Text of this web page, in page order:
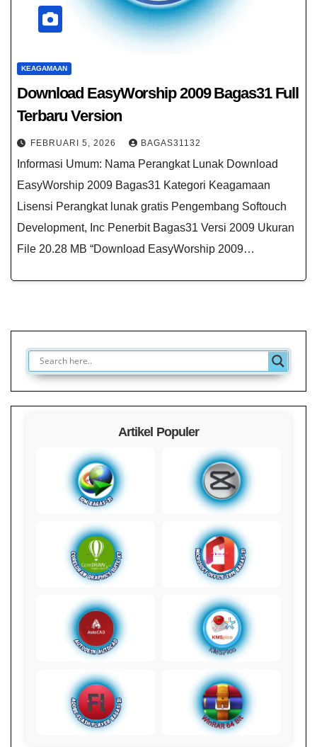
KEAGAMAAN
Download EasyWorship 2009 Bagas31 Full
Terbaru Version
FEBRUARI 5, 2026 BAGAS31132
Informasi Umum: Nama Perangkat Lunak Download
EasyWorship 2009 Bagas31 Kategori Keagamaan
Lisensi Perangkat lunak gratis Pengembang Softouch
Development, Inc Penerbit Bagas31 Versi 2009 Ukuran
File 20.28 MB “Download EasyWorship 2009…
Artikel Populer